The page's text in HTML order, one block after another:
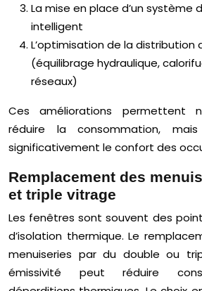
La mise en place d’un système
intelligent
L’optimisation de la distribution
(équilibrage hydraulique,
réseaux)
Ces améliorations permettent
réduire la consommation, mais
significativement le confort des
Remplacement des
et triple vitrage
Les fenêtres sont souvent des
d’isolation thermique. Le
menuiseries par du double ou
émissivité peut réduire